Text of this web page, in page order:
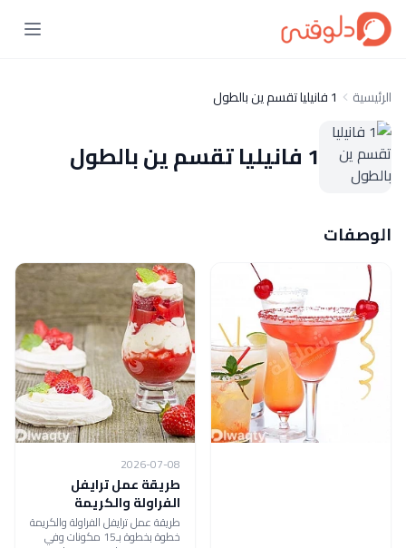
الرئيسية 1 فانيليا تقسم ين بالطول
1 فانيليا تقسم ين بالطول
الوصفات
2026-07-08
طريقة عمل ترايفل
الفراولة والكريمة
طريقة عمل ترايفل الفراولة والكريمة
خطوة بخطوة بـ15 مكونات وفي